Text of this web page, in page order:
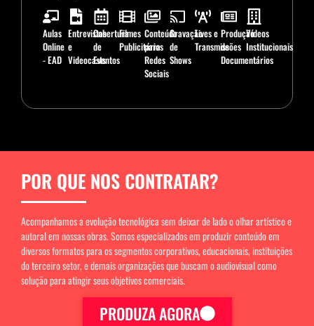
Aulas
Online
- EAD
Entrevistas
e
Videocasts
Cobertura
de
Eventos
Filmes
Publicitários
Conteúdo
para
Redes
Sociais
Gravação
de
Shows
Lives e
Transmissões
Produção
de
Documentários
Vídeos
Institucionais
POR QUE NOS CONTRATAR?
Acompanhamos a evolução tecnológica sem deixar de lado o olhar artístico e
autoral em nossas obras. Somos especializados em produzir conteúdo em
diversos formatos para os segmentos corporativos, educacionais, instituições
do terceiro setor, e demais organizações que buscam o audiovisual como
solução para atingir seus objetivos comerciais.
PRODUZA AGORA